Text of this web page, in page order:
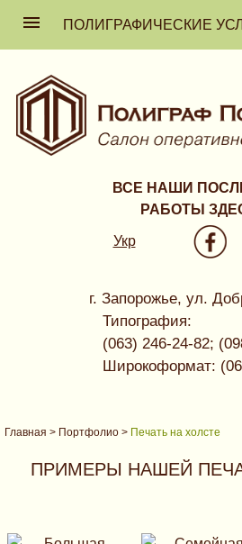
ПОЛИГРАФИЧЕСКИЕ
ВСЕ НАШИ
РАБОТЫ
Укр
г. Запорожье, ул.
Типография:
(063) 246-24-82;
Широкоформат:
Главная > Портфолио > Печать на холсте
ПРИМЕРЫ НАШЕЙ